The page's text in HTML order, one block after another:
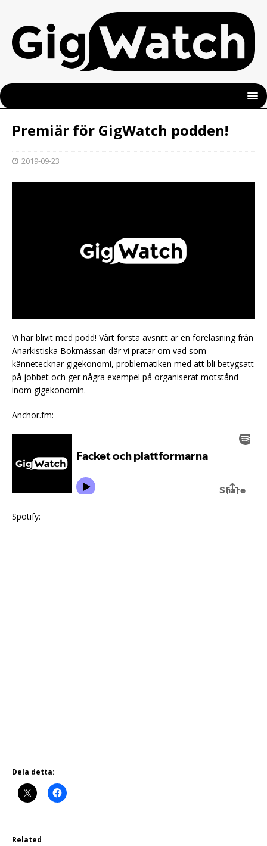
Premiär för GigWatch podden!
2019-09-23
Vi har blivit med podd! Vårt första avsnitt är en föreläsning från
Anarkistiska Bokmässan där vi pratar om vad som
kännetecknar gigekonomi, problematiken med att bli betygsatt
på jobbet och ger några exempel på organiserat motstånd
inom gigekonomin.
Anchor.fm:
Spotify:
Dela detta:
Related